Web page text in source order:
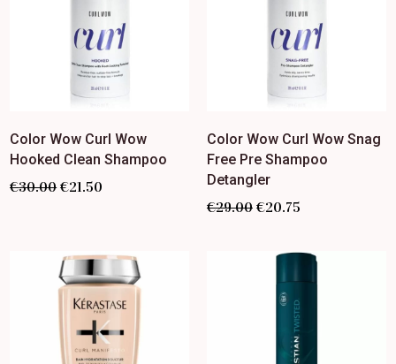
Color Wow Curl Wow
Hooked Clean Shampoo
€30.00 €21.50
Color Wow Curl Wow Snag
Free Pre Shampoo
Detangler
€29.00 €20.75